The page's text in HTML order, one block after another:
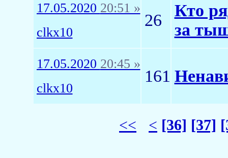
17.05.2020 20:51 »
clkx10
26
Кто
за
17.05.2020 20:45 »
clkx10
161
<< < [36] [37]